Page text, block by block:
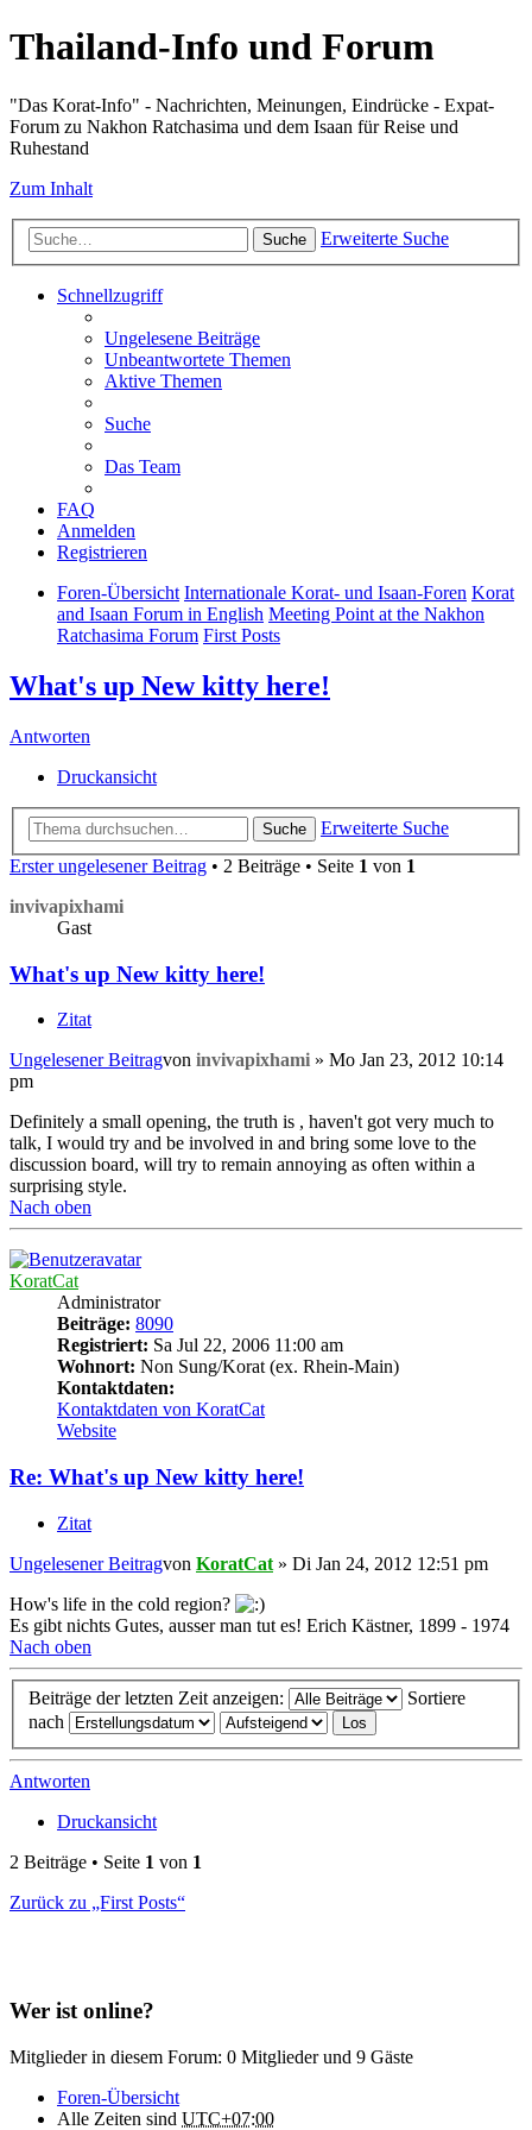
Thailand-Info und Forum
"Das Korat-Info" - Nachrichten, Meinungen, Eindrücke - Expat-
Forum zu Nakhon Ratchasima und dem Isaan für Reise und
Ruhestand
Zum Inhalt
Suche Erweiterte Suche
Schnellzugriff
Ungelesene Beiträge
Unbeantwortete Themen
Aktive Themen
Suche
Das Team
FAQ
Anmelden
Registrieren
Foren-Übersicht Internationale Korat- und Isaan-Foren Korat
and Isaan Forum in English Meeting Point at the Nakhon
Ratchasima Forum First Posts
What's up New kitty here!
Antworten
Druckansicht
Suche
Erweiterte Suche
Erster ungelesener Beitrag • 2 Beiträge • Seite 1 von 1
invivapixhami
Gast
What's up New kitty here!
Zitat
Ungelesener Beitragvon invivapixhami » Mo Jan 23, 2012 10:14
pm
Definitely a small opening, the truth is , haven't got very much to
talk, I would try and be involved in and bring some love to the
discussion board, will try to remain annoying as often within a
surprising style.
Nach oben
KoratCat
Administrator
Beiträge: 8090
Registriert: Sa Jul 22, 2006 11:00 am
Wohnort: Non Sung/Korat (ex. Rhein-Main)
Kontaktdaten:
Kontaktdaten von KoratCat
Website
Re: What's up New kitty here!
Zitat
Ungelesener Beitragvon KoratCat » Di Jan 24, 2012 12:51 pm
How's life in the cold region?
Es gibt nichts Gutes, ausser man tut es! Erich Kästner, 1899 - 1974
Nach oben
Beiträge der letzten Zeit anzeigen:
Sortiere
nach
Antworten
Druckansicht
2 Beiträge • Seite 1 von 1
Zurück zu „First Posts“
Wer ist online?
Mitglieder in diesem Forum: 0 Mitglieder und 9 Gäste
Foren-Übersicht
Alle Zeiten sind UTC+07:00